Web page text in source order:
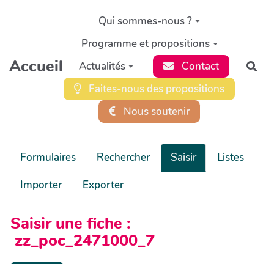
Aller au contenu principal
Accueil
Qui sommes-nous ?
Programme et propositions
Actualités
Contact
Faites-nous des propositions
Nous soutenir
Formulaires Rechercher Saisir
Listes
Importer
Exporter
Saisir une fiche :
zz_poc_2471000_7